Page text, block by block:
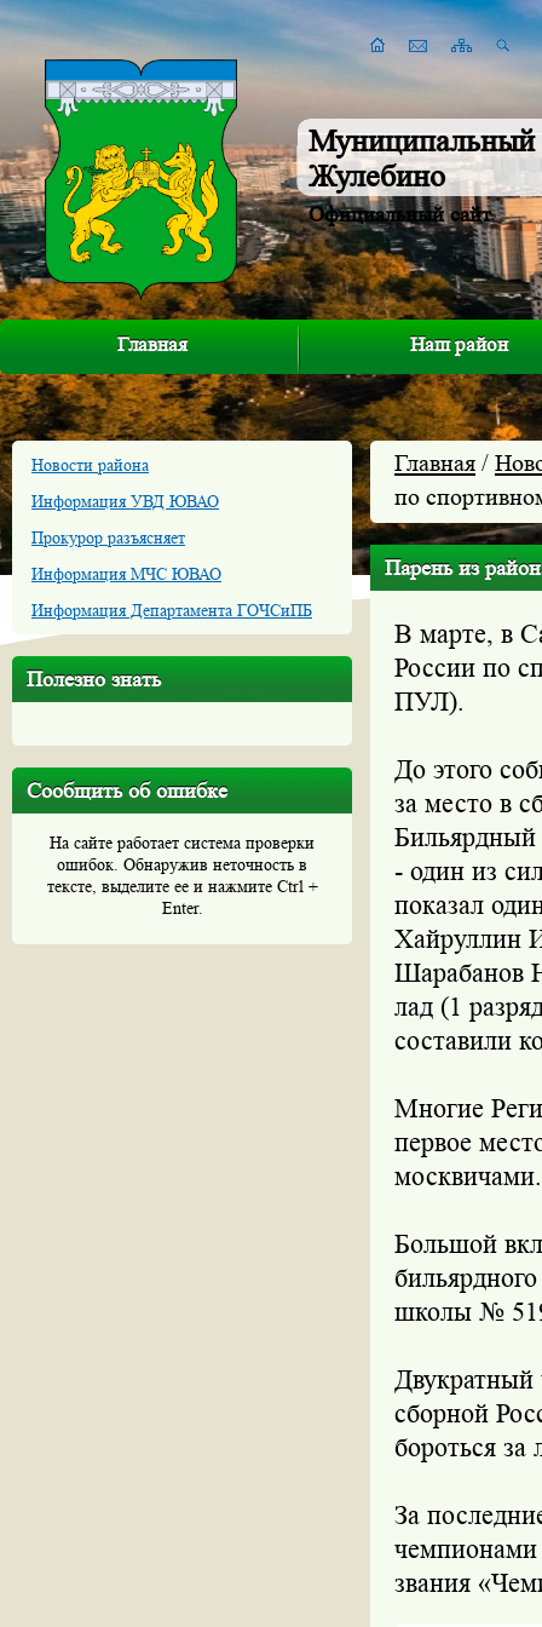
Муниципальный
Жулебино
Официальный сайт
Главная Наш район
Новости района
Информация УВД ЮВАО
Прокурор разъясняет
Информация МЧС ЮВАО
Информация Департамента ГОЧСиПБ
Полезно знать
Сообщить об ошибке
На сайте работает система проверки
ошибок. Обнаружив неточность в
тексте, выделите ее и нажмите Ctrl +
Enter.
Главная /
по
Парень из
В марте, в
России по
ПУЛ).
До этого
за место в
- один из
показал
Хайруллин
Шарабанов
лад (1
составили
Многие
первое
москвичами.
Большой
школы №
Двукратный
сборной
бороться
За
чемпионами
звания